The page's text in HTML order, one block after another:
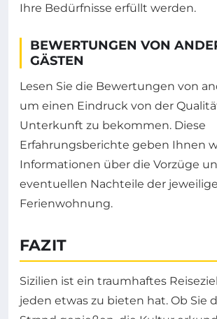
Ihre Bedürfnisse erfüllt werden.
BEWERTUNGEN VON
GÄSTEN
Lesen Sie die Bewertungen von
um einen Eindruck von der
Unterkunft zu bekommen. Diese
Erfahrungsberichte geben Ihnen
Informationen über die Vorzüge
eventuellen Nachteile der
Ferienwohnung.
FAZIT
Sizilien ist ein traumhaftes
jeden etwas zu bieten hat. Ob Sie